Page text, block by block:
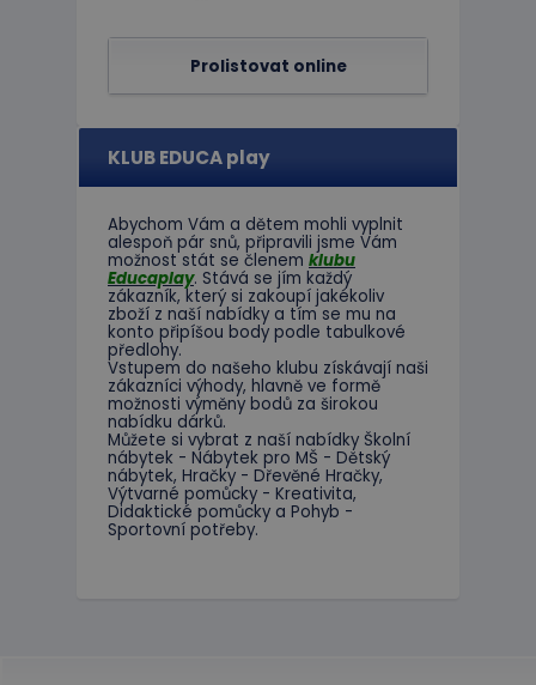
Prolistovat online
KLUB EDUCA play
Abychom Vám a dětem mohli vyplnit
alespoň pár snů, připravili jsme Vám
možnost stát se členem klubu
Educaplay. Stává se jím každý
zákazník, který si zakoupí jakékoliv
zboží z naší nabídky a tím se mu na
konto připíšou body podle tabulkové
předlohy.
Vstupem do našeho klubu získávají naši
zákazníci výhody, hlavně ve formě
možnosti výměny bodů za širokou
nabídku dárků.
Můžete si vybrat z naší nabídky Školní
nábytek - Nábytek pro MŠ - Dětský
nábytek, Hračky - Dřevěné Hračky,
Výtvarné pomůcky - Kreativita,
Didaktické pomůcky a Pohyb -
Sportovní potřeby.
_ga